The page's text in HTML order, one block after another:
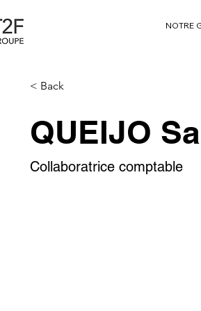
NOTRE
< Back
QUEIJO
Collaboratrice comptable